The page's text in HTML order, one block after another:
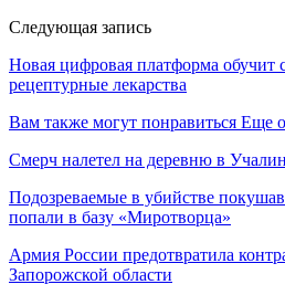
Следующая запись
Новая цифровая платформа обучит
рецептурные лекарства
Вам также могут понравиться Еще
Смерч налетел на деревню в
Подозреваемые в убийстве
попали в базу «Миротворца»
Армия России предотвратила
Запорожской области